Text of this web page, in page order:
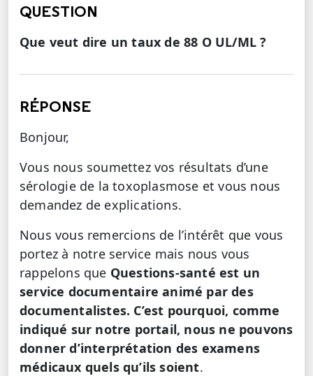
QUESTION
Que veut dire un taux de 88 O UL/ML ?
RÉPONSE
Bonjour,
Vous nous soumettez vos résultats d’une
sérologie de la toxoplasmose et vous nous
demandez de explications.
Nous vous remercions de l’intérêt que vous
portez à notre service mais nous vous
rappelons que Questions-santé est un
service documentaire animé par des
documentalistes. C’est pourquoi, comme
indiqué sur notre portail, nous ne pouvons
donner d’interprétation des examens
médicaux quels qu’ils soient.